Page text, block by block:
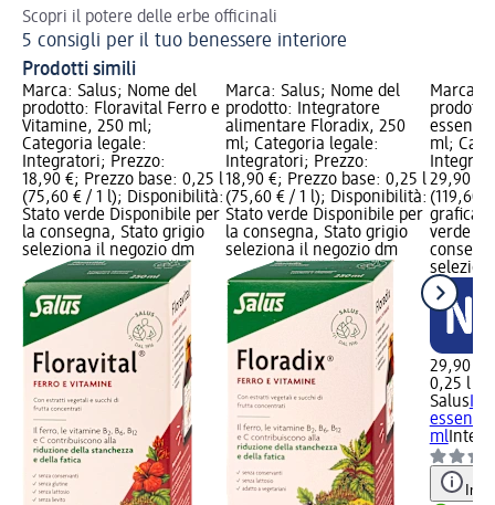
Scopri il potere delle erbe officinali
5 consigli per il tuo benessere interiore
Prodotti simili
Marca: Salus; Nome del
prodotto: Floravital Ferro e
Vitamine, 250 ml;
Categoria legale:
Integratori; Prezzo:
18,90 €; Prezzo base: 0,25 l
(75,60 € / 1 l); Disponibilità:
Stato verde Disponibile per
la consegna, Stato grigio
seleziona il negozio dm
Marca: Salus; Nome del
prodotto: Integratore
alimentare Floradix, 250
ml; Categoria legale:
Integratori; Prezzo:
18,90 €; Prezzo base: 0,25 l
(75,60 € / 1 l); Disponibilità:
Stato verde Disponibile per
la consegna, Stato grigio
seleziona il negozio dm
Marca:
ml;
29,90 €;
(119,60
grafica;
verde
29,90 €
0,25 l
Salus
ml